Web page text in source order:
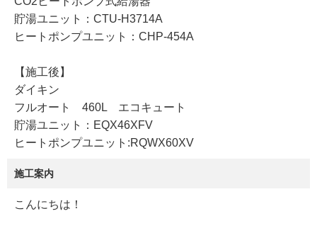
貯湯ユニット：CTU-H3714A
ヒートポンプユニット：CHP-454A
【施工後】
ダイキン
フルオート 460L エコキュート
貯湯ユニット：EQX46XFV
ヒートポンプユニット:RQWX60XV
施工案内
こんにちは！